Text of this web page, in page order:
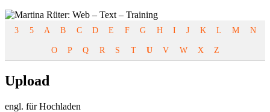
3 5 A B C D E F G H I J K L M N
O P Q R S T U V W X Z
Upload
engl. für Hochladen